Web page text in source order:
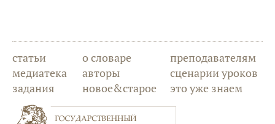
статьи
медиатека
задания
о словаре
авторы
новое&старое
преподавателям
сценарии уроков
это уже знаем